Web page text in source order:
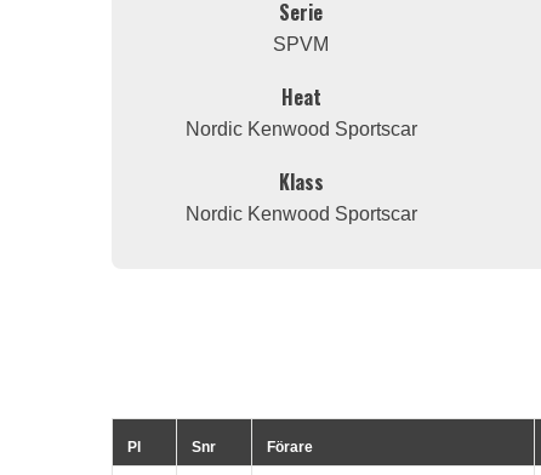
Serie
SPVM
Heat
Nordic Kenwood Sportscar
Klass
Nordic Kenwood Sportscar
Pl Snr Förare